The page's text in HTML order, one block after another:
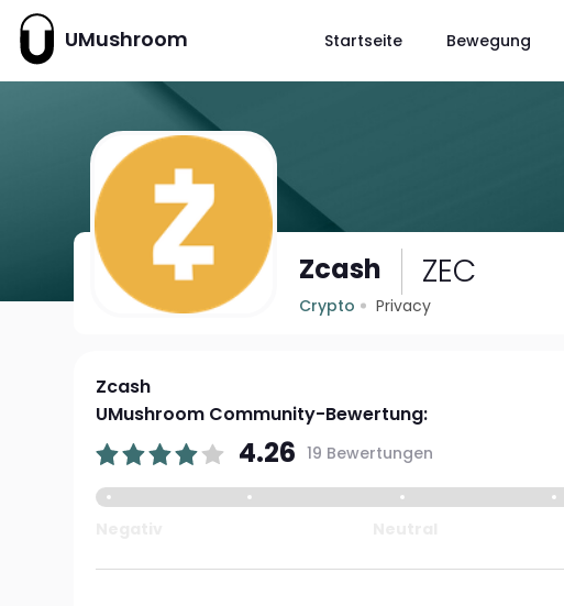
UMushroom Startseite Bewegung
Zcash ZEC
Crypto Privacy
Zcash
UMushroom Community-Bewertung:
4.26 19 Bewertungen